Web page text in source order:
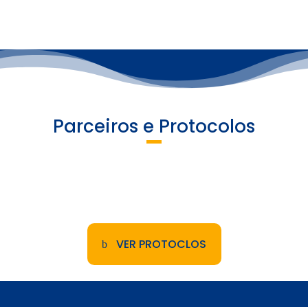
Parceiros e Protocolos
VER PROTOCLOS